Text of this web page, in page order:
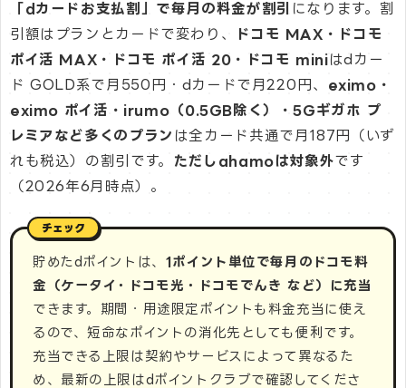
「dカードお支払割」で毎月の料金が割引 になります。割
引額はプランとカードで変わり、
ドコモ MAX・ドコモ
ポイ活 MAX・ドコモ ポイ活 20・ドコモ miniはdカー
ド GOLD系で月550円・dカードで月220円、 eximo・
eximo ポイ活・irumo（0.5GB除く）・5Gギガホ プ
レミアなど多くのプラン は全カード共通で月187円（いず
れも税込）の割引です。
ただしahamoは対象外です
（2026年6月時点）。
貯めたdポイントは、 1ポイント単位で毎月のドコモ料
金（ケータイ・ドコモ光・ドコモでんき など）に充当
できます。期間・用途限定ポイントも料金充当に使え
るので、短命なポイントの消化先としても便利です。
充当できる上限は契約やサービスによって異なるた
め、最新の上限はdポイントクラブで確認してくださ